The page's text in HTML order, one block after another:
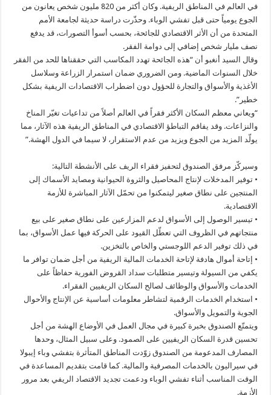
في العالم في المناطق الريفية. وكان أكثر من 820 مليون شخص يعانون من
الجوع يومياً حتى قبل تفشي الوباء. وحذّرت دراسة حديثة لجامعة الأمم
المتحدة من أن الأثر الاقتصادي للجائحة، بحسب أسوأ التصورات، قد يدفع
نصف مليار شخص إضافي إلى دوامة الفقر.
وقال السيد أنغبو أن “هذه الجائحة تهدد المكاسب التي حققناها للحد من الفقر
خلال السنوات الماضية. ومن الضروري ضمان استمرار الزراعة وسلاسل
الأغذية والأسواق والتجارة للحؤول دون اضطراب الاقتصادات الريفية بشكل
خطير”.
“ويعاني معظم السكان الأكثر فقراً في العالم أصلاً من تداعيات تغيّر المناخ
والنزاعات. وقد يفاقم التباطؤ الاقتصادي في المناطق الريفية هذه الآثار، مما
يولّد المزيد من الجوع ويزيد من عدم الاستقرار، لا سيما في الدول الهشة.”
وسيركّز مرفق الصندوق لتحفيز فقراء الريف على الأنشطة التالية:
• توفير المدخلات لإنتاج المحاصيل والثروة الحيوانية ومصايد الأسماك إلى
المنتجين على نطاق صغير ليتمكنوا من تحمّل الآثار المباشرة للأزمة
الاقتصادية.
• تيسير الوصول إلى الأسواق لدعم المزارعين على نطاق صغير على بيع
منتجاتهم في الظروف التي تعطّل القيود على الحركة فيها عمل الأسواق، بما
في ذلك توفير الدعم اللوجستي والخاص بالتخزين.
• إتاحة أموال هادفة لإتاحة الخدمات المالية الريفية من أجل ضمان توافر ما
يكفي من السيولة وتيسير متطلبات سداد القروض الفورية حفاظاً على
الخدمات والأسواق والوظائف لصالح السكان الريفيين الفقراء.
• استخدام الخدمات الرقمية لتشاطر معلومات أساسية عن الإنتاج والأحوال
الجوية والتمويل والأسواق.
ويتمتّع الصندوق بخبرة كبيرة في مجال العمل في الأوضاع الهشة من أجل
تحسين قدرة السكان الريفيين على الصمود. وعلى سبيل المثال، وحدها
المصارف المدعومة من الصندوق زوّدت المناطق المتأثرة بتفشي وباء إيبولا
في سيراليون بالخدمات المصرفية والمالية. كما قامت بتقديم المساعدة في
الوقت المناسب أثناء تفشي الوباء ودعمت تجديد الاقتصاد الريفي بعد مرور
الأزمة.